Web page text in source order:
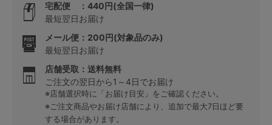
宅配便 ：440円(全国一律)
最短翌日お届け
メール便：200円(対象品のみ)
最短翌日お届け
店舗受取：送料無料
ご注文の翌日から1～4日でお届け
※店舗選択時に「お届け目安」をご確認ください。
※ご注文商品やお届け店舗により、追加で最大7日ほど要
する場合があります。